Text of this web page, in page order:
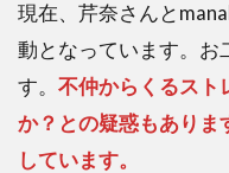
現在、芹奈さんと
動となっています。お
す。 不仲からくるスト
か？との疑惑もありま
しています。